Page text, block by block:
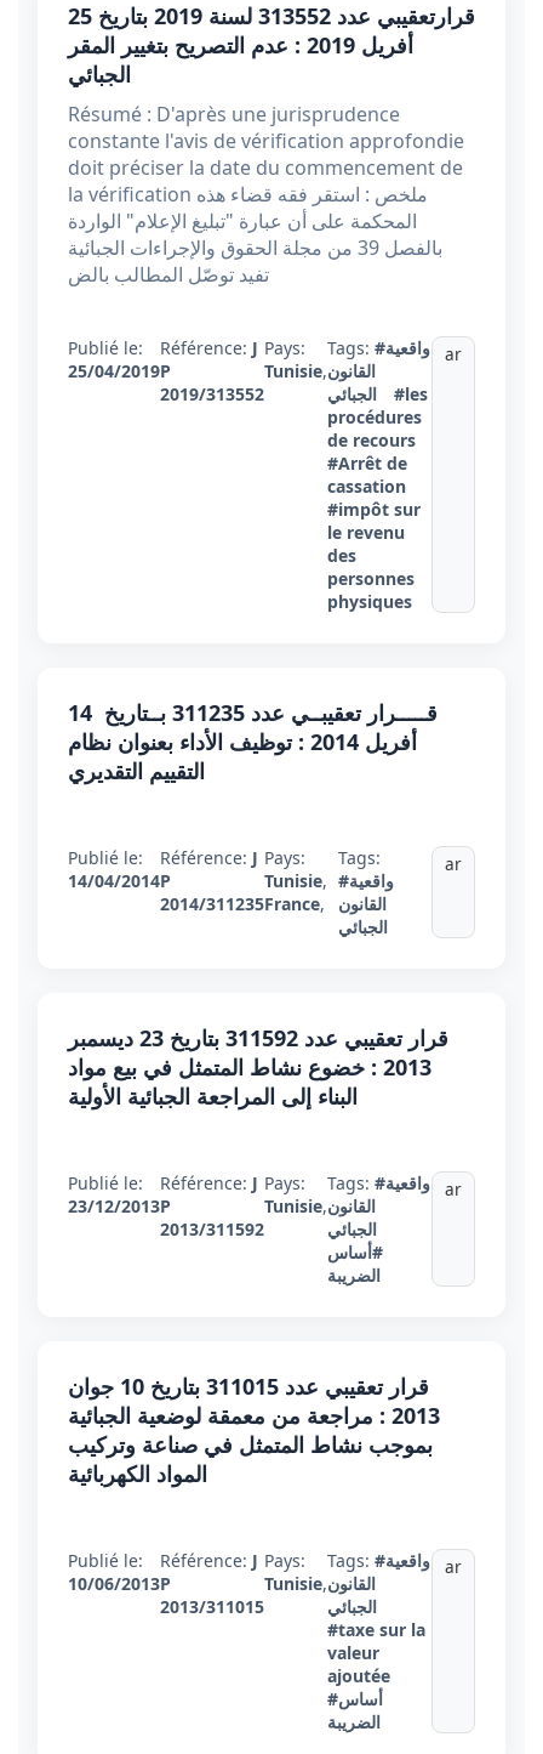
قرارتعقيبي عدد 313552 لسنة 2019 بتاريخ 25
أفريل 2019 : عدم التصريح بتغيير المقر
الجبائي
Résumé : D'après une jurisprudence
constante l'avis de vérification approfondie
doit préciser la date du commencement de
la vérification ملخص : استقر فقه قضاء هذه
المحكمة على أن عبارة "تبليغ الإعلام" الواردة
بالفصل 39 من مجلة الحقوق والإجراءات الجبائية
تفيد توصّل المطالب بالض
Publié le:
25/04/2019
Référence: J
P
2019/313552
Pays:
Tunisie,
Tags: #واقعية
القانون
الجبائي
#les
procédures
de recours
#Arrêt de
cassation
#impôt sur
le revenu
des
personnes
physiques
ar
قـــــرار تعقيبــي عدد 311235 بــتاريخ 14
أفريل 2014 : توظيف الأداء بعنوان نظام
التقييم التقديري
Publié le:
14/04/2014
Référence: J
P
2014/311235
Pays:
Tunisie,
France,
Tags:
#واقعية
القانون
الجبائي
ar
قرار تعقيبي عدد 311592 بتاريخ 23 ديسمبر
2013 : خضوع نشاط المتمثل في بيع مواد
البناء إلى المراجعة الجبائية الأولية
Publié le:
23/12/2013
Référence: J
P
2013/311592
Pays:
Tunisie,
Tags: #واقعية
القانون
الجبائي
#أساس
الضريبة
ar
قرار تعقيبي عدد 311015 بتاريخ 10 جوان
2013 : مراجعة من معمقة لوضعية الجبائية
بموجب نشاط المتمثل في صناعة وتركيب
المواد الكهربائية
Publié le:
10/06/2013
Référence: J
P
2013/311015
Pays:
Tunisie,
Tags: #واقعية
القانون
الجبائي
#taxe sur la
valeur
ajoutée
#أساس
الضريبة
ar